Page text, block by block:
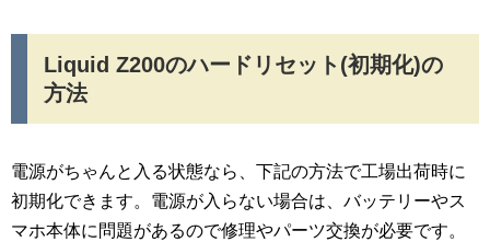
Liquid Z200のハードリセット(初期化)の
方法
電源がちゃんと入る状態なら、下記の方法で工場出荷時に
初期化できます。電源が入らない場合は、バッテリーやス
マホ本体に問題があるので修理やパーツ交換が必要です。